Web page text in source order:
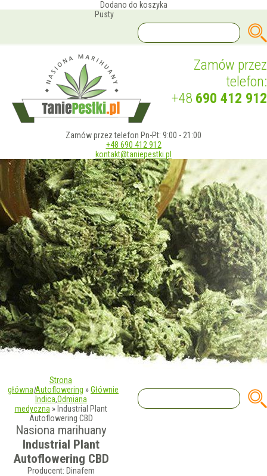
Dodano do koszyka
Pusty
Zamów przez
telefon:
+48 690 412 912
Zamów przez telefon Pn-Pt: 9:00 - 21:00
+48 690 412 912
kontakt@taniepestki.pl
Strona
główna|Autoflowering »Głównie
Indica,Odmiana
medyczna » Industrial Plant
Autoflowering CBD
Nasiona marihuany
Industrial Plant
Autoflowering CBD
Producent: Dinafem